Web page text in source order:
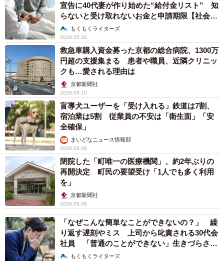
宣告に40代妻が作り始めた“給付金リスト” 知
らないと受け取れないお金と申請期限【社会福
祉士が解説】
もくもくライターズ
2026.05.30
救急車購入資金募った京都の総合病院、1300万
円超の支援集まる 患者や職員、近隣クリニッ
クも…愛される理由は
京都新聞社
2026.05.10
盲導犬ユーザーを「受け入れる」鉄道は7割、
宿泊業は5割 従業員の不安は「衛生面」「安
全確保」
まいどなニュース情報部
2026.05.09
閉院した「町唯一の医療機関」、約2年ぶりの
再開決定 町民の要望受け「1人でも多く利用
を」
京都新聞社
2026.05.06
「なぜこんな簡単なことができないの？」 繰
り返す遅刻やミス 上司から叱責される30代会
社員 「普通のことができない」生きづらさの
正体はADHDかも【社会福祉士が解説】
もくもくライターズ